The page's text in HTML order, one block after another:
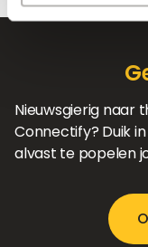
Nieuwsgierig naar
Connectify? Duik
alvast te popelen